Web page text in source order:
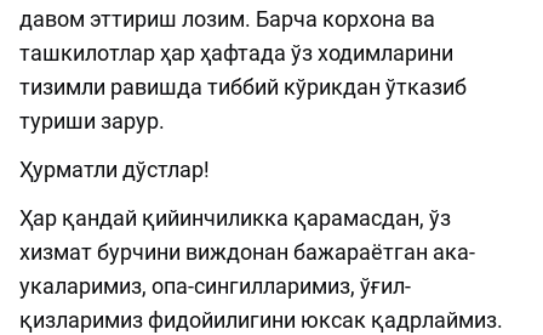
давом эттириш лозим. Барча корхона ва
ташкилотлар ҳар ҳафтада ўз ходимларини
тизимли равишда тиббий кўрикдан ўтказиб
туриши зарур.
Ҳурматли дўстлар!
Ҳар қандай қийинчиликка қарамасдан, ўз
хизмат бурчини виждонан бажараётган ака-
укаларимиз, опа-сингилларимиз, ўғил-
қизларимиз фидойилигини юксак қадрлаймиз.